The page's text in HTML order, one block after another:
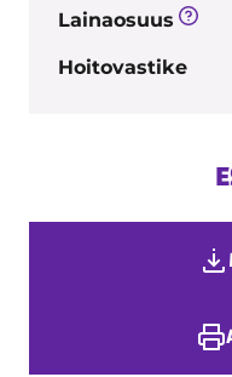
Lainaosuus
Hoitovastike